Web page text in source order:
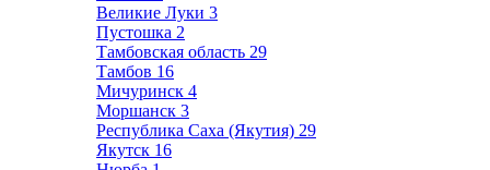
Великие Луки 3
Пустошка 2
Тамбовская область 29
Тамбов 16
Мичуринск 4
Моршанск 3
Республика Саха (Якутия) 29
Якутск 16